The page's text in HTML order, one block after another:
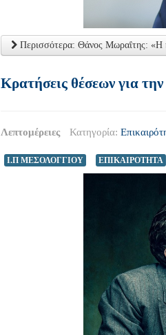
Περισσότερα: Θάνος Μωραΐτης: «Η
Κρατήσεις θέσεων για
Λεπτομέρειες Κατηγορία:
Ι.Π ΜΕΣΟΛΟΓΓΙΟΥ ΕΠΙΚΑΙΡΟΤΗΤΑ